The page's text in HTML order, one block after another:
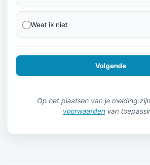
Weet ik niet
Volgende
Op het plaatsen van je melding zijn
voorwaarden van